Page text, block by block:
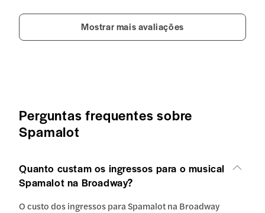
Mostrar mais avaliações
Perguntas frequentes sobre
Spamalot
Quanto custam os ingressos para o musical
Spamalot na Broadway?
O custo dos ingressos para Spamalot na Broadway